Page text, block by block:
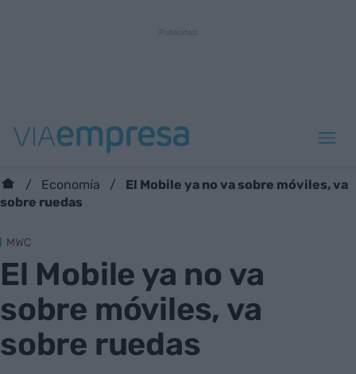
Economía
El Mobile ya no va sobre móviles, va
sobre ruedas
MWC
El Mobile ya no va
sobre móviles, va
sobre ruedas